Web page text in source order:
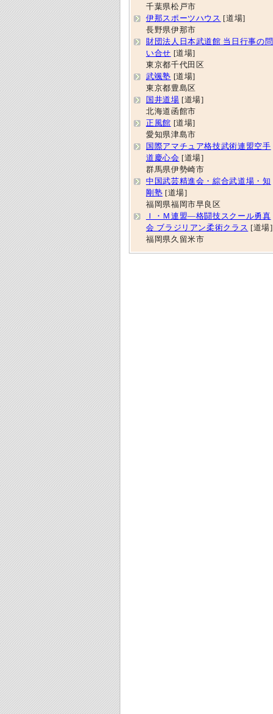
千葉県松戸市
伊那スポーツハウス [道場]
長野県伊那市
財団法人日本武道館 当日行事の問
い合せ [道場]
東京都千代田区
武颯塾 [道場]
東京都豊島区
国井道場 [道場]
北海道函館市
正風館 [道場]
愛知県津島市
国際アマチュア格技武術連盟空手
道慶心会 [道場]
群馬県伊勢崎市
中国武芸精進会・綜合武道場・知
剛塾 [道場]
福岡県福岡市早良区
Ｉ・Ｍ連盟―格闘技スクール勇真
会 ブラジリアン柔術クラス [道場]
福岡県久留米市